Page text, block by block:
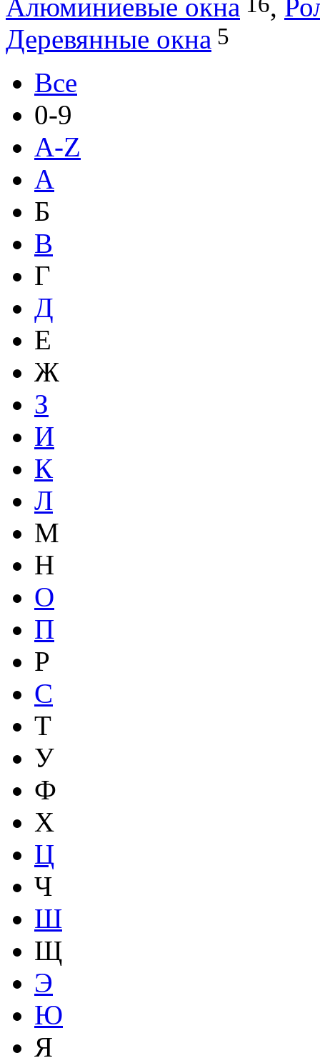
Алюминиевые окна
,
Деревянные окна 5
Все
0-9
A-Z
А
Б
В
Г
Д
Е
Ж
З
И
К
Л
М
Н
О
П
Р
С
Т
У
Ф
Х
Ц
Ч
Ш
Щ
Э
Ю
Я